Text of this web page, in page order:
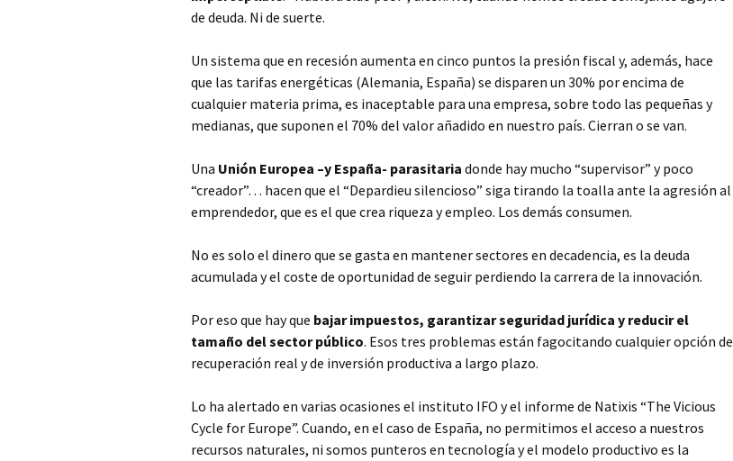
de deuda. Ni de suerte.
Un sistema que en recesión aumenta en cinco puntos la presión fiscal y, además, hace
que las tarifas energéticas (Alemania, España) se disparen un 30% por encima de
cualquier materia prima, es inaceptable para una empresa, sobre todo las pequeñas y
medianas, que suponen el 70% del valor añadido en nuestro país. Cierran o se van.
Una Unión Europea –y España- parasitaria donde hay mucho “supervisor” y poco
“creador”… hacen que el “Depardieu silencioso” siga tirando la toalla ante la agresión al
emprendedor, que es el que crea riqueza y empleo. Los demás consumen.
No es solo el dinero que se gasta en mantener sectores en decadencia, es la deuda
acumulada y el coste de oportunidad de seguir perdiendo la carrera de la innovación.
Por eso que hay que bajar impuestos, garantizar seguridad jurídica y reducir el
tamaño del sector público. Esos tres problemas están fagocitando cualquier opción de
recuperación real y de inversión productiva a largo plazo.
Lo ha alertado en varias ocasiones el instituto IFO y el informe de Natixis “The Vicious
Cycle for Europe”. Cuando, en el caso de España, no permitimos el acceso a nuestros
recursos naturales, ni somos punteros en tecnología y el modelo productivo es la